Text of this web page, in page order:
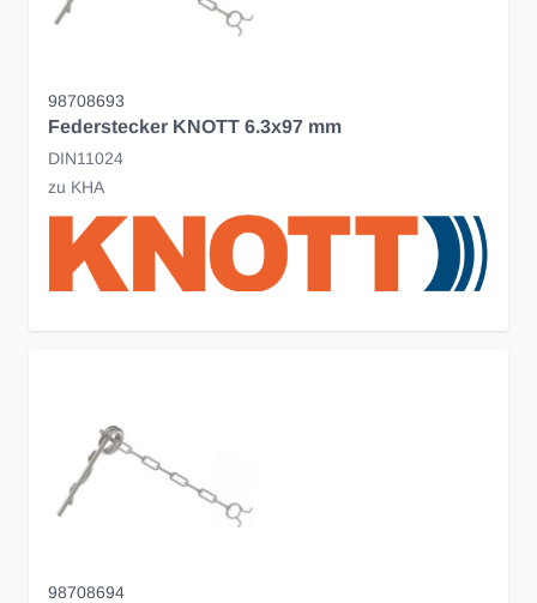
98708693
Federstecker KNOTT 6.3x97 mm
DIN11024
zu KHA
98708694